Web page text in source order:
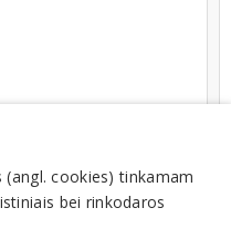
% (2021 m.)
cookies) tinkamam
bei rinkodaros